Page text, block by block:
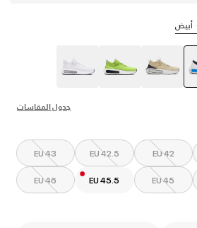
أبيض
جدول المقاسات
EU 42
EU 42.5
EU 43
EU 45
EU 45.5
EU 46